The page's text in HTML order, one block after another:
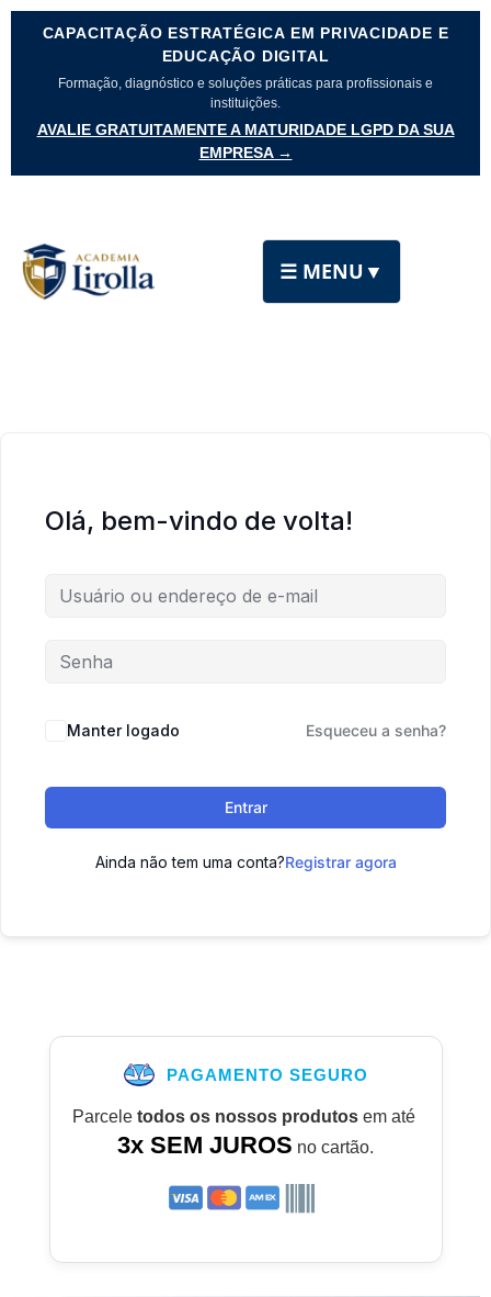
CAPACITAÇÃO ESTRATÉGICA EM PRIVACIDADE E
EDUCAÇÃO DIGITAL
Formação, diagnóstico e soluções práticas para profissionais e
instituições.
AVALIE GRATUITAMENTE A MATURIDADE LGPD DA SUA
EMPRESA →
☰ MENU ▼
Olá, bem-vindo de volta!
Manter logado Esqueceu a senha?
Entrar
Ainda não tem uma conta?Registrar agora
PAGAMENTO SEGURO
Parcele todos os nossos produtosem até
3x SEM JUROS no cartão.